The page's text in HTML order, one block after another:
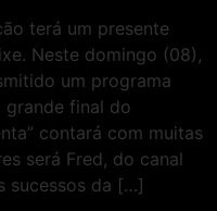
terá um presente
Neste domingo (08),
um programa
grande final do
contará com muitas
será Fred, do canal
sucessos da […]